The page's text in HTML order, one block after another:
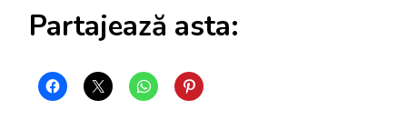
Partajează asta: